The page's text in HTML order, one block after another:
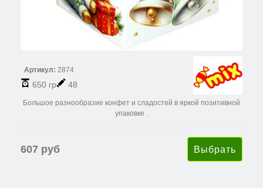
Артикул: 2874
650 гр 48
Большое разнообразие конфет и сладостей в яркой позитивной
упаковке .
607 руб